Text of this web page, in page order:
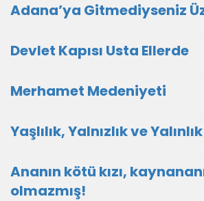
Adana’ya Gitmediyseniz
Devlet Kapısı Usta Ellerde
Merhamet Medeniyeti
Yaşlılık, Yalnızlık ve Yalınlık
Ananın kötü kızı,
olmazmış!